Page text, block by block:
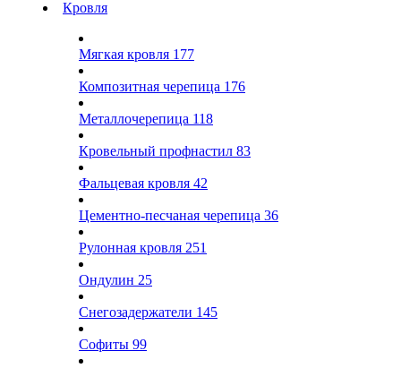
Кровля
Мягкая кровля 177
Композитная черепица 176
Металлочерепица 118
Кровельный профнастил 83
Фальцевая кровля 42
Цементно-песчаная черепица 36
Рулонная кровля 251
Ондулин 25
Снегозадержатели 145
Софиты 99